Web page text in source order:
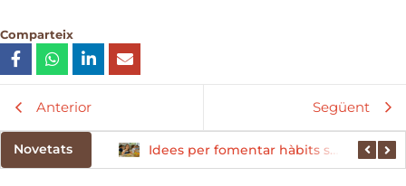
Comparteix
Anterior Següent
Novetats
El paper de les proteïnes en l’alimentació infantil Idees per fomentar hàbits saludables des del menjador escolar